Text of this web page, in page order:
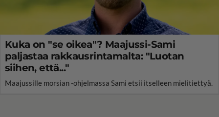
Kuka on "se oikea"? Maajussi-Sami
paljastaa rakkausrintamalta: "Luotan
siihen, että..."
Maajussille morsian -ohjelmassa Sami etsii itselleen mielitiettyä.